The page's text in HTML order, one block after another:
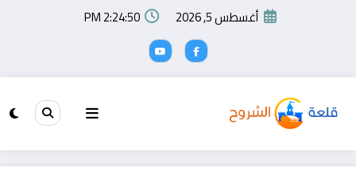
أغسطس 5, 2026 2:24:51 PM